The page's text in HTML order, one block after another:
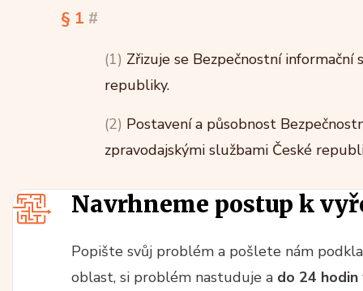
§ 1 #
(1) Zřizuje se Bezpečnostní informační
republiky.
(2) Postavení a působnost
zpravodajskými službami České
Navrhneme postup k
Popište svůj problém a pošlete nám
oblast, si problém nastuduje a do 24 hodin